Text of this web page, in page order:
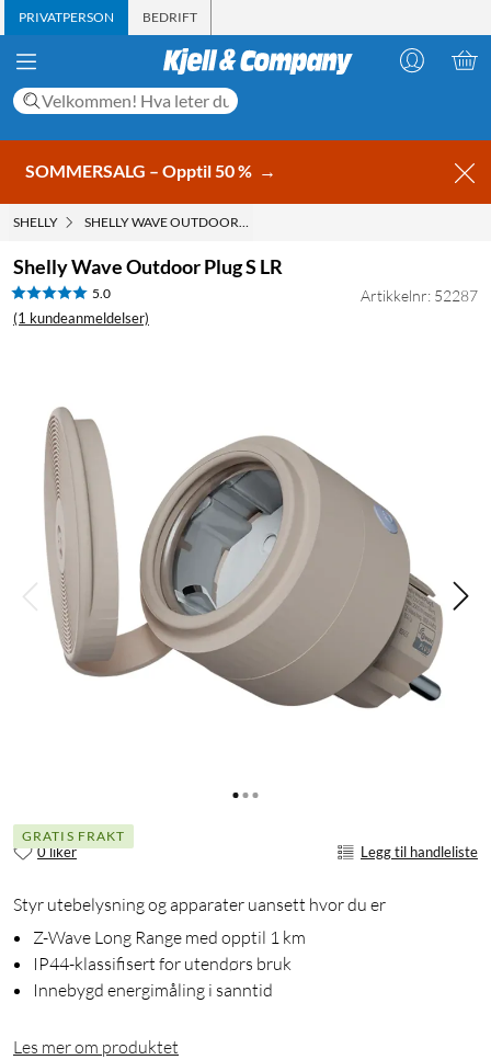
PRIVATPERSON BEDRIFT
SOMMERSALG – Opptil 50 % →
SHELLY SHELLY WAVE OUTDOOR PLUG S LR
Shelly Wave Outdoor Plug S LR
5.0
(1 kundeanmeldelser)
Artikkelnr: 52287
GRATIS FRAKT
0 liker Legg til handleliste
Styr utebelysning og apparater uansett hvor du er
Z-Wave Long Range med opptil 1 km
IP44-klassifisert for utendørs bruk
Innebygd energimåling i sanntid
Les mer om produktet